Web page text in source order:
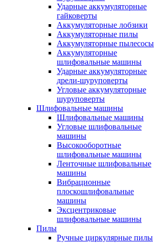
Ударные аккумуляторные
гайковерты
Аккумуляторные лобзики
Аккумуляторные пилы
Аккумуляторные пылесосы
Аккумуляторные
шлифовальные машины
Ударные аккумуляторные
дрели-шуруповерты
Угловые аккумуляторные
шуруповерты
Шлифовальные машины
Шлифовальные машины
Угловые шлифовальные
машины
Высокооборотные
шлифовальные машины
Ленточные шлифовальные
машины
Вибрационные
плоскошлифовальные
машины
Эксцентриковые
шлифовальные машины
Пилы
Ручные циркулярные пилы